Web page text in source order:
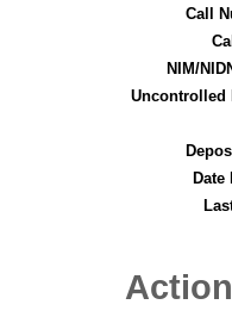
Call
NIM/
Uncontrolled
Date